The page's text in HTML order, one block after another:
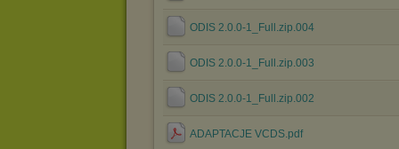
ODIS 2.0.0-1_Full.zip.004
ODIS 2.0.0-1_Full.zip.003
ODIS 2.0.0-1_Full.zip.002
ADAPTACJE VCDS.pdf